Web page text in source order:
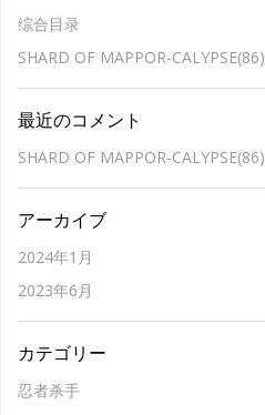
综合目录
SHARD OF MAPPOR-CALYPSE(86)
最近のコメント
SHARD OF MAPPOR-CALYPSE(86)
アーカイブ
2024年1月
2023年6月
カテゴリー
忍者杀手